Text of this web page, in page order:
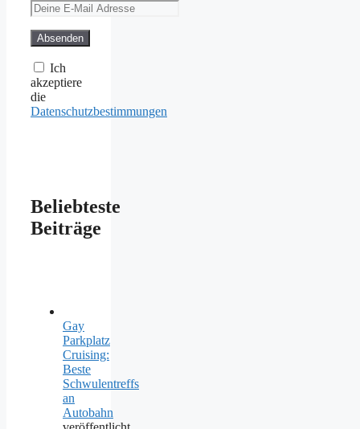
Ich
akzeptiere
die
Datenschutzbestimmungen
Beliebteste
Beiträge
Gay
Parkplatz
Cruising:
Beste
Schwulentreffs
an
Autobahn